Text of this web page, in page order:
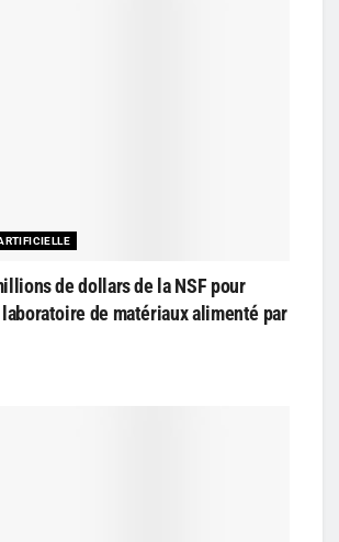
de dollars de la NSF pour
de matériaux alimenté par